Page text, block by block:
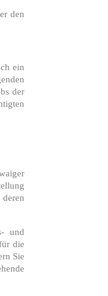
den
ein
der
und
die
Sie